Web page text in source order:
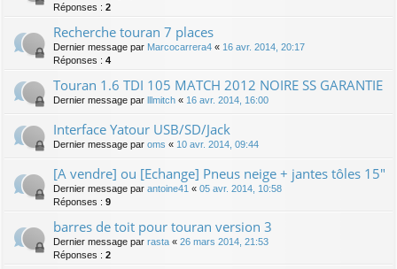
Réponses : 2
Recherche touran 7 places
Dernier message par Marcocarrera4 « 16 avr. 2014, 20:17
Réponses : 4
Touran 1.6 TDI 105 MATCH 2012 NOIRE SS GARANTIE
Dernier message par lllmitch « 16 avr. 2014, 16:00
Interface Yatour USB/SD/Jack
Dernier message par oms « 10 avr. 2014, 09:44
[A vendre] ou [Echange] Pneus neige + jantes tôles 15"
Dernier message par antoine41 « 05 avr. 2014, 10:58
Réponses : 9
barres de toit pour touran version 3
Dernier message par rasta « 26 mars 2014, 21:53
Réponses : 2